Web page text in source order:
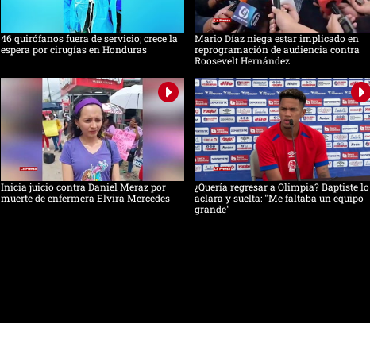
46 quirófanos fuera de servicio; crece la
espera por cirugías en Honduras
Mario Díaz niega estar implicado en
reprogramación de audiencia contra
Roosevelt Hernández
Inicia juicio contra Daniel Meraz por
muerte de enfermera Elvira Mercedes
¿Quería regresar a Olimpia? Baptiste lo
aclara y suelta: "Me faltaba un equipo
grande"